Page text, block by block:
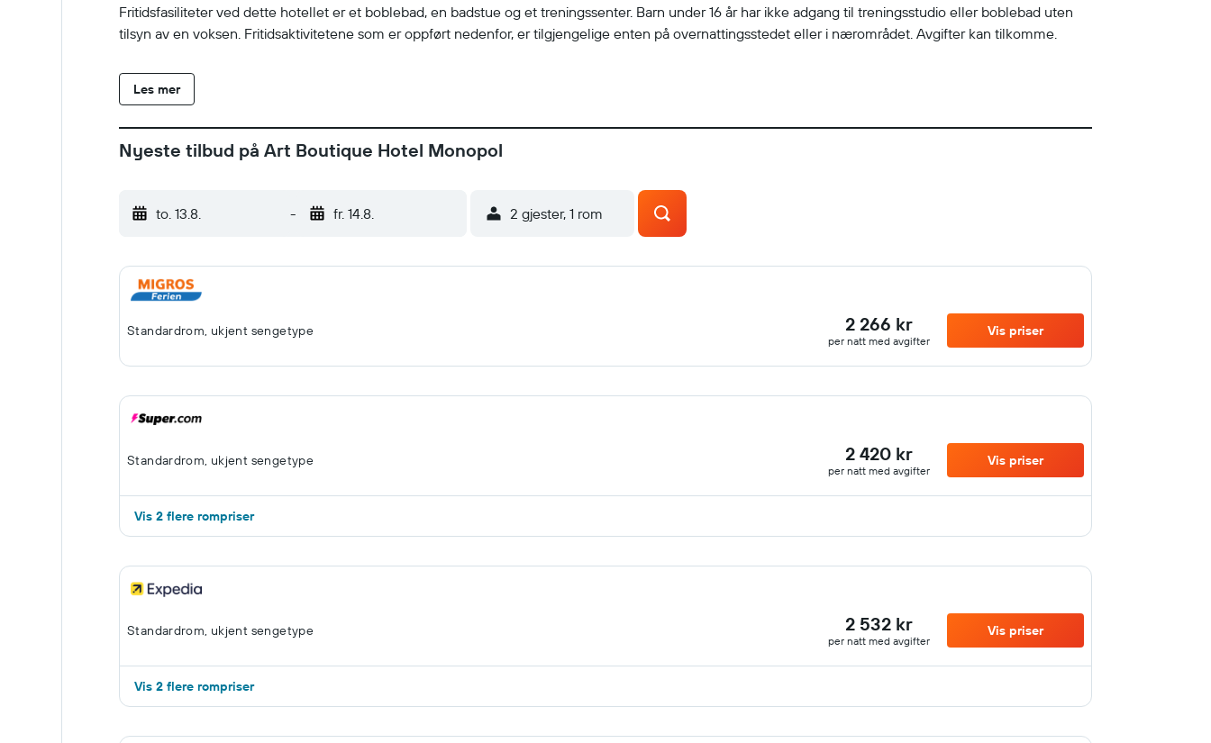
Fritidsfasiliteter ved dette hotellet er et boblebad, en badstue og et treningssenter. Barn under 16 år har ikke adgang til treningsstudio eller boblebad uten
tilsyn av en voksen. Fritidsaktivitetene som er oppført nedenfor, er tilgjengelige enten på overnattingsstedet eller i nærområdet. Avgifter kan tilkomme.
Les mer
Nyeste tilbud på Art Boutique Hotel Monopol
to. 13.8. - fr. 14.8. 2 gjester, 1 rom
Standardrom, ukjent sengetype 2 266 kr
per natt med avgifter
Vis priser
Standardrom, ukjent sengetype 2 420 kr
per natt med avgifter
Vis priser
Vis 2 flere rompriser
Standardrom, ukjent sengetype 2 532 kr
per natt med avgifter
Vis priser
Vis 2 flere rompriser